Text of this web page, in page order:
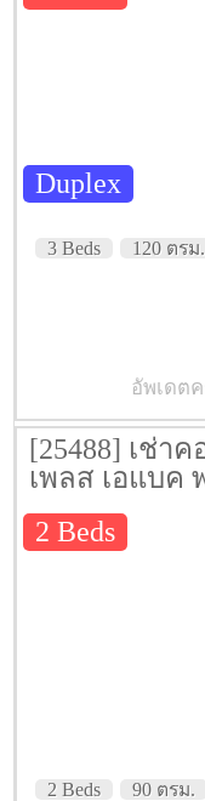
Duplex
3 Beds 120 ตรม.
อัพเดต
[25488] เช่า
เพลส เอแบค
Place ABAC
2 Beds
2 Beds 90 ตรม.